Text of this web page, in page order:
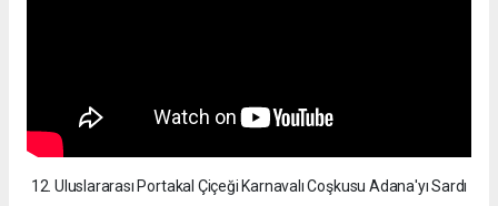
12. Uluslararası Portakal Çiçeği Karnavalı Coşkusu Adana'yı Sardı